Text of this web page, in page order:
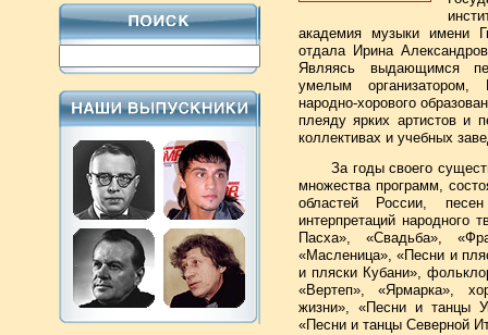
академия музыки имени
отдала Ирина
Являясь выдающимся
умелым организатором,
народно-хорового
плеяду ярких артистов и
коллективах и учебных
За годы своего
множества программ,
областей России,
интерпретаций народного
Пасха», «Свадьба»,
«Масленица», «Песни и
и пляски Кубани»,
«Вертеп», «Ярмарка»,
жизни», «Песни и танцы
«Песни и танцы Северной